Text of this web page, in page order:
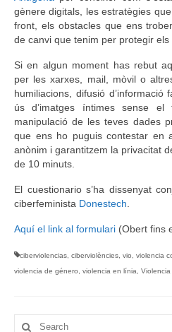
gènere digitals, les estratègies
front, els obstacles que ens
de canvi que tenim per protegir
Si en algun moment has rebut
per les xarxes, mail, mòvil o
humiliacions, difusió d’informació
ús d’imatges íntimes sense el
manipulació de les teves dades
que ens ho puguis contestar en
anònim i garantitzem la privacitat
de 10 minuts.
El cuestionario s’ha dissenyat
ciberfeminista Donestech.
Aquí el link al formulari (Obert fins
ciberviolencias, ciberviolències, vio, violencia
violencia de género, violencia en línia,
Search